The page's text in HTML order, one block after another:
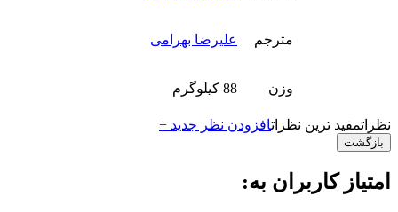
مترجم علیرضا بهرامی
وزن 88 کیلوگرم
نظراتمفید ترین نظراتافزودن نظر جدید +
بازگشت
امتیاز کاربران به: